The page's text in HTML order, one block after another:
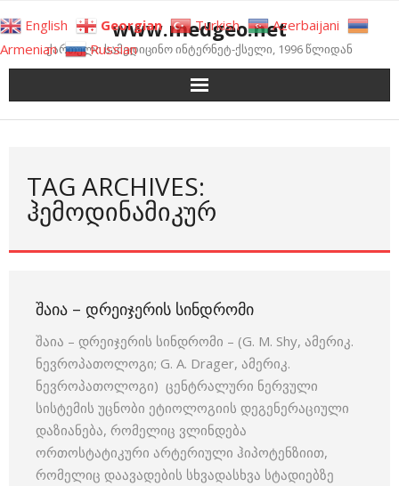
to
content
www.medgeo.net
ქართული სამედიცინო ინტერნეტ-ქსელი, 1996 წლიდან
TAG ARCHIVES:
ᲰᲔᲛᲝᲓᲘᲜᲐᲛᲘᲙᲣᲠ
ᲨᲐᲘᲐ – ᲓᲠᲔᲘᲯᲔᲠᲘᲡ ᲡᲘᲜᲓᲠᲝᲛᲘ
შაია – დრეიჯერის სინდრომი – (G. M. Shy, ამერიკ.
ნევროპათოლოგი; G. A. Drager, ამერიკ.
ნევროპათოლოგი) ცენტრალური ნერვული
სისტემის უცნობი ეტიოლოგიის დეგენერაციული
დაზიანება, რომელიც ვლინდება
ორთოსტატიკური არტერიული ჰიპოტენზიით,
რომელიც დაავადების სხვადასხვა სტადიებზე
English Georgian Turkish
Azerbaijani
Armenian
Russian